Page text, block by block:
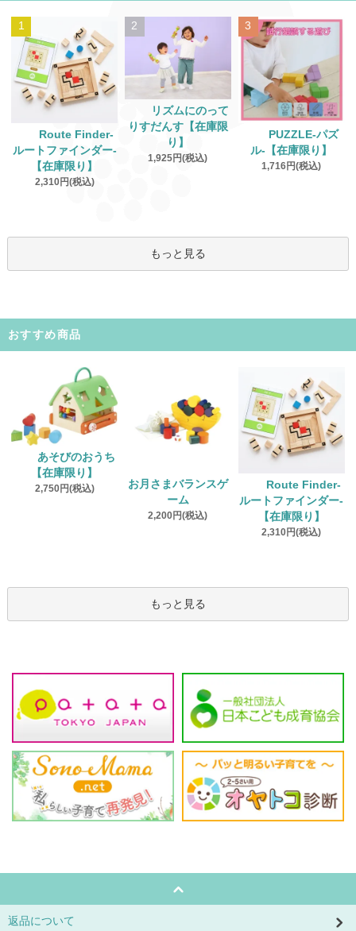
1
Route Finder‐
ルートファインダー‐
【在庫限り】
2,310円(税込)
2
リズムにのって
りすだんす【在庫限
り】
1,925円(税込)
3
PUZZLE‐パズ
ル‐【在庫限り】
1,716円(税込)
もっと見る
おすすめ商品
あそびのおうち
【在庫限り】
2,750円(税込)
お月さまバランスゲ
ーム
2,200円(税込)
Route Finder‐
ルートファインダー‐
【在庫限り】
2,310円(税込)
もっと見る
返品について